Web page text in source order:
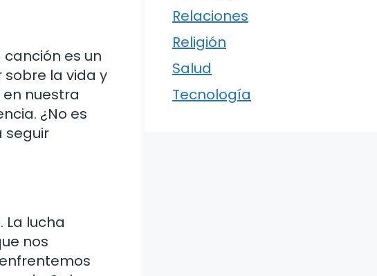
es un
la vida y
nuestra
¿No es
seguir
La lucha
nos
Relaciones
Religión
Salud
Tecnología